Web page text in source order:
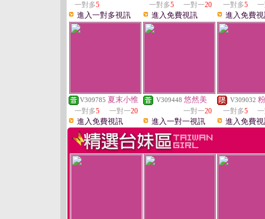
一對多5
進入一對多視訊
一對多5 一對一20
進入免費視訊
一對多5
進入免費
V309785 夏末小惟
一對多5 一對一20
進入免費視訊
V309448 悠然美
一對一20
進入一對一視訊
V309032
一對多5
進入免費